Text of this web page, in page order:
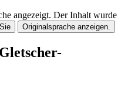
angezeigt. Der Inhalt wurde
Originalsprache anzeigen.